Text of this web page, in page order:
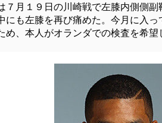
月１９日の川崎戦で左膝内側側副
にも左膝を再び痛めた。今月に入
め、本人がオランダでの検査を希望